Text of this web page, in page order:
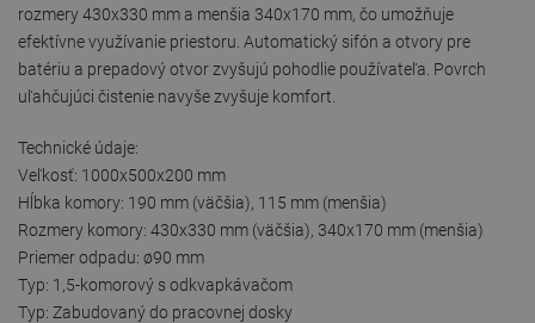
rozmery 430x330 mm a menšia 340x170 mm, čo umožňuje
efektívne využívanie priestoru. Automatický sifón a otvory pre
batériu a prepadový otvor zvyšujú pohodlie používateľa. Povrch
uľahčujúci čistenie navyše zvyšuje komfort.
Technické údaje:
Veľkosť: 1000x500x200 mm
Hĺbka komory: 190 mm (väčšia), 115 mm (menšia)
Rozmery komory: 430x330 mm (väčšia), 340x170 mm (menšia)
Priemer odpadu: ø90 mm
Typ: 1,5-komorový s odkvapkávačom
Typ: Zabudovaný do pracovnej dosky